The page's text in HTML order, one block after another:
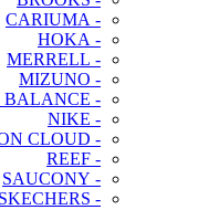
- CARIUMA
- HOKA
- MERRELL
- MIZUNO
- NEW BALANCE
- NIKE
- ON CLOUD
- REEF
- SAUCONY
- SKECHERS